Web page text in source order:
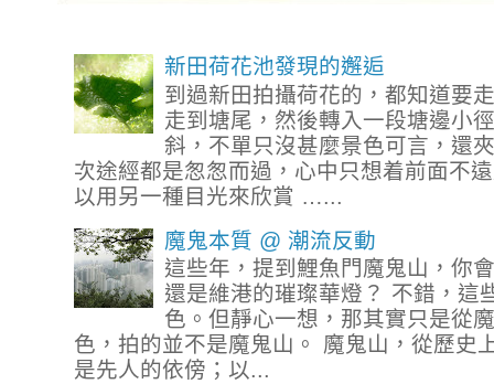
新田荷花池發現的邂逅
到過新田拍攝荷花的，都知道要
走到塘尾，然後轉入一段塘邊小
斜，不單只沒甚麼景色可言，還
次途經都是怱怱而過，心中只想着前面不
以用另一種目光來欣賞 …...
魔鬼本質 @ 潮流反動
這些年，提到鯉魚門魔鬼山，你
還是維港的璀璨華燈？ 不錯，這
色。但靜心一想，那其實只是從
色，拍的並不是魔鬼山。 魔鬼山，從歷史
是先人的依傍；以...